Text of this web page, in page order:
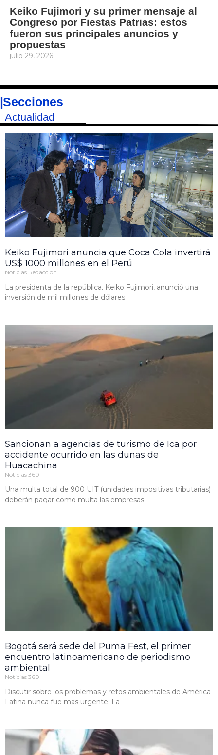
Keiko Fujimori y su primer mensaje al
Congreso por Fiestas Patrias: estos
fueron sus principales anuncios y
propuestas
julio 29, 2026
|Secciones
Actualidad
Keiko Fujimori anuncia que Coca Cola invertirá
US$ 1000 millones en el Perú
Noticias Redaccion
La presidenta de la república, Keiko Fujimori, anunció una
inversión de mil millones de dólares
Sancionan a agencias de turismo de Ica por
accidente ocurrido en las dunas de
Huacachina
Noticias 360
Una multa total de 900 UIT (unidades impositivas tributarias)
deberán pagar como multa las empresas
Bogotá será sede del Puma Fest, el primer
encuentro latinoamericano de periodismo
ambiental
Noticias 360
Discutir sobre los problemas y retos ambientales de América
Latina nunca fue más urgente. La